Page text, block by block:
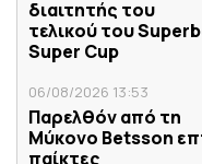
διαιτητής του
τελικού του
Super Cup
06/08/2026 13:53
Παρελθόν από τη
Μύκονο Betsson
παίκτες